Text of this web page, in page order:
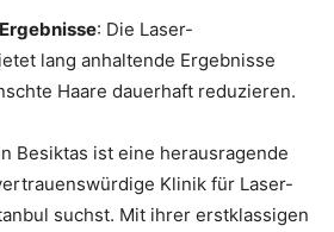
: Die Laser-
lang anhaltende Ergebnisse
Haare dauerhaft reduzieren.
Besiktas ist eine herausragende
Klinik für Laser-
suchst. Mit ihrer erstklassigen